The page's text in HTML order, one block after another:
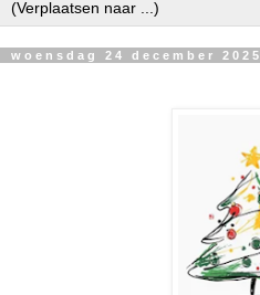
woensdag 24 december 2025